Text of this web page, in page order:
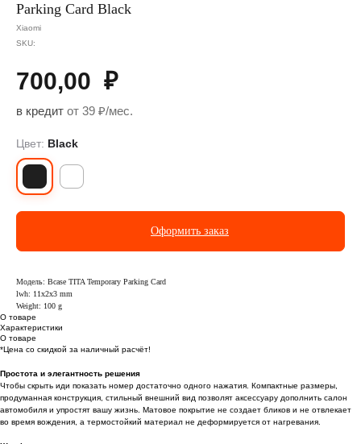
Parking Card Black
Xiaomi
SKU:
700,00 ₽
в кредит от 39 ₽/мес.
Цвет: Black
Оформить заказ
Модель: Bcase TITA Temporary Parking Card
lwh: 11x2x3 mm
Weight: 100 g
О товаре
Характеристики
О товаре
*Цена со скидкой за наличный расчёт!
Простота и элегантность решения
Чтобы скрыть иди показать номер достаточно одного нажатия. Компактные размеры,
продуманная конструкция, стильный внешний вид позволят аксессуару дополнить салон
автомобиля и упростят вашу жизнь. Матовое покрытие не создает бликов и не отвлекает
во время вождения, а термостойкий материал не деформируется от нагревания.